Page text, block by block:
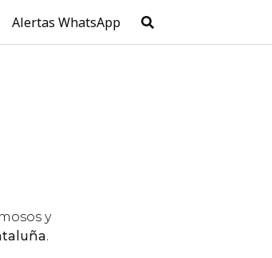
Alertas WhatsApp